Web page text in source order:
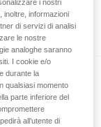
45 litri
i nostri
inoltre, informazioni
di servizi di analisi
le nostre
analoghe saranno
I cookie e/o
durante la
qualsiasi momento
parte inferiore del
all’utente di